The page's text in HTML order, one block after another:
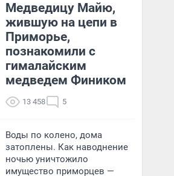
Медведицу Майю,
жившую на цепи в
Приморье,
познакомили с
гималайским
медведем Фиником
13 458 5
Воды по колено, дома
затоплены. Как наводнение
ночью уничтожило
имущество приморцев —